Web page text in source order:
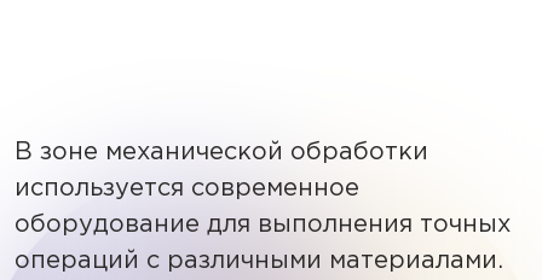
В зоне механической обработки
используется современное
оборудование для выполнения точных
операций с различными материалами.